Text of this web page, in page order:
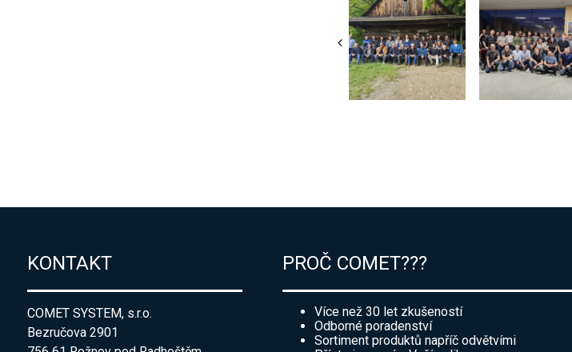
KONTAKT
COMET SYSTEM, s.r.o.
Bezručova 2901
PROČ COMET???
Více než 30 let zkušeností
Odborné poradenství
Sortiment produktů napříč odvětvími